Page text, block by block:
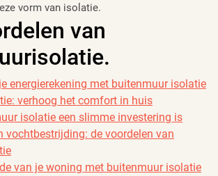
vorm van isolatie.
van
energierekening met buitenmuur isolatie
verhoog het comfort in huis
isolatie een slimme investering is
vochtbestrijding: de voordelen van
van je woning met buitenmuur isolatie